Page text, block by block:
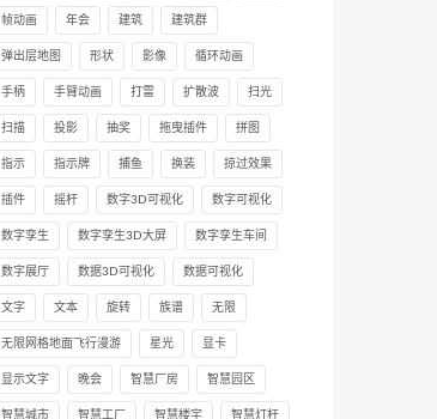
帧动画 年会 建筑 建筑群
弹出层地图 形状 影像 循环动画
手柄 手臂动画 打雷 扩散波 扫光
扫描 投影 抽奖 拖曳插件 拼图
指示 指示牌 捕鱼 换装 掠过效果
插件 摇杆 数字3D可视化 数字可视化
数字孪生 数字孪生3D大屏 数字孪生车间
数字展厅 数据3D可视化 数据可视化
文字 文本 旋转 族谱 无限
无限网格地面飞行漫游 星光 显卡
显示文字 晚会 智慧厂房 智慧园区
智慧城市 智慧工厂 智慧楼宇 智慧灯杆